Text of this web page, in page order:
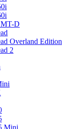
D
Overland Edition
2
Mini